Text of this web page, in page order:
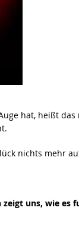
hat, heißt
nichts mehr
zeigt uns, wie es